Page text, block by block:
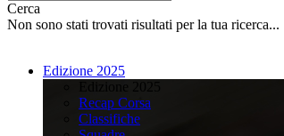
Cerca
Non sono stati trovati risultati per la tua ricerca...
Edizione 2025
Recap Corsa
Classifiche